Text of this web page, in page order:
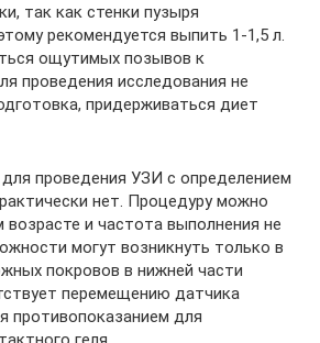
так как стенки пузыря
рекомендуется выпить 1-1,5 л.
ощутимых позывов к
проведения исследования не
придерживаться диет
проведения УЗИ с определением
нет. Процедуру можно
и частота выполнения не
могут возникнуть только в
покровов в нижней части
перемещению датчика
противопоказанием для